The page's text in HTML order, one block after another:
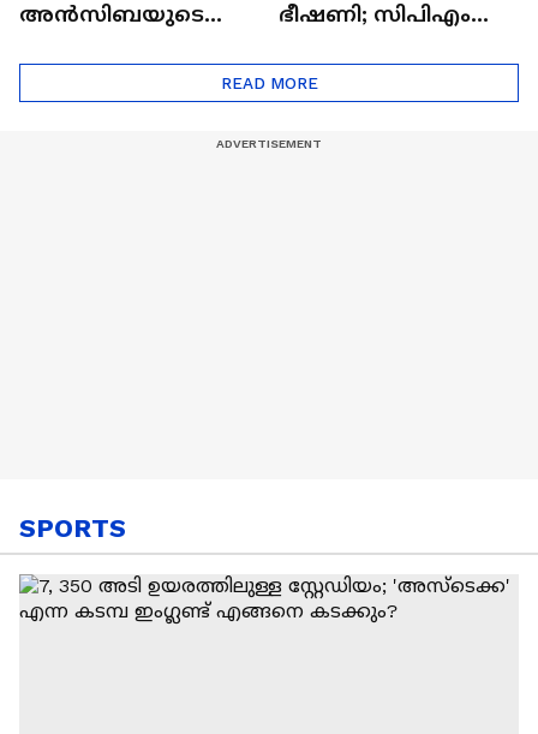
അൻസിബയുടെ
നിർദ്ദേശവുമായി
ഭീഷണി; സിപിഎം
വർഗീസിനെതിരെ
പരാതി
READ MORE
SPORTS